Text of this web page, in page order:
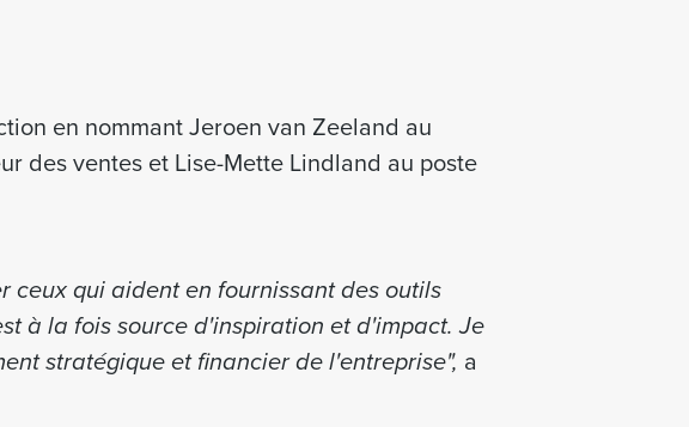
en nommant Jeroen van Zeeland au
des ventes et Lise-Mette Lindland au poste
ceux qui aident en fournissant des outils
à la fois source d'inspiration et d'impact. Je
stratégique et financier de l'entreprise", a